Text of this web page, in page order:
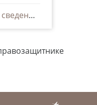
Просмотреть все сведения